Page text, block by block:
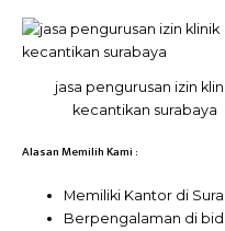
jasa pengurusan izin
kecantikan surabaya
Alasan Memilih Kami :
Memiliki Kantor di
Berpengalaman di